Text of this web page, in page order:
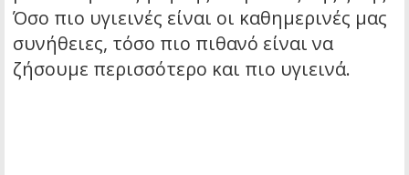
Όσο πιο υγιεινές είναι οι καθημερινές μας
συνήθειες, τόσο πιο πιθανό είναι να
ζήσουμε περισσότερο και πιο υγιεινά.